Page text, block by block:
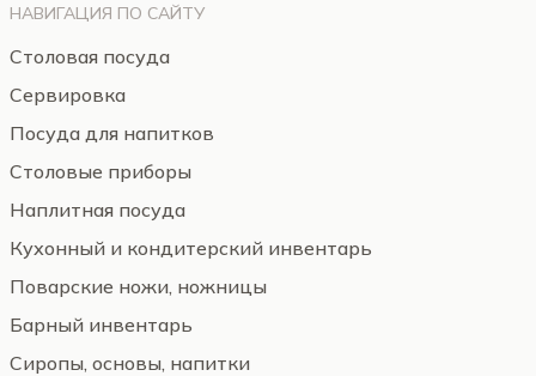
НАВИГАЦИЯ ПО САЙТУ
Столовая посуда
Сервировка
Посуда для напитков
Столовые приборы
Наплитная посуда
Кухонный и кондитерский инвентарь
Поварские ножи, ножницы
Барный инвентарь
Сиропы, основы, напитки